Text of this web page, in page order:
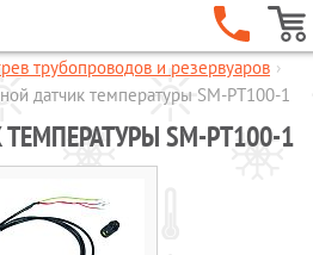
трубопроводов и резервуаров ›
датчик температуры SM-PT100-1
SM-PT100-1